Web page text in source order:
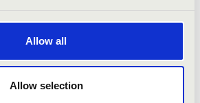
Allow all
Allow selection